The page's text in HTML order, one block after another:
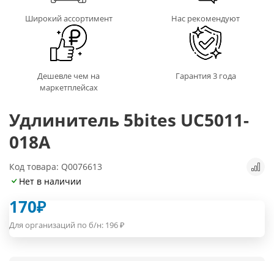
Широкий ассортимент Нас рекомендуют
Дешевле чем на
маркетплейсах
Гарантия 3 года
Удлинитель 5bites UC5011-
018A
Код товара: Q0076613
Нет в наличии
170₽
Для организаций по б/н: 196₽